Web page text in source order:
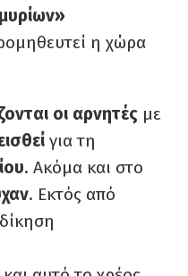
η χώρα
οι αρνητές με
για τη
. Ακόμα και στο
. Εκτός από